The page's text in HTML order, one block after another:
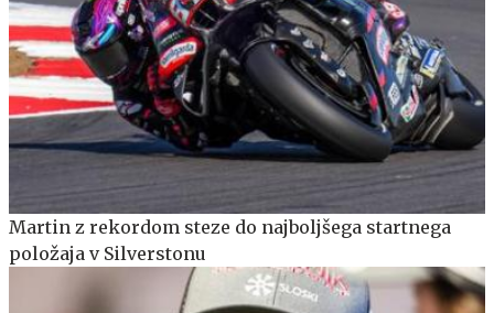
Martin z rekordom steze do najboljšega startnega
položaja v Silverstonu